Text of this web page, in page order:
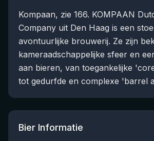
Kompaan, zie 166. KOMPAAN
Company uit Den Haag is een
avontuurlijke brouwerij. Ze zijn
kameraadschappelijke sfeer en
aan bieren, van toegankelijke
tot gedurfde en complexe 'barrel
Bier Informatie